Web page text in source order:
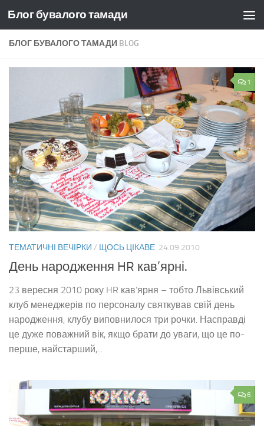
Skip to content
Блог бувалого тамади
БЛОГ БУВАЛОГО ТАМАДИ BLOG
1
ТЕМАТИЧНІ ВЕЧІРКИ / ЩОСЬ ЦІКАВЕ 24.09.2010
День народження HR кав’ярні.
23 вересня 2010 року HR кав’ярня – тобто Львівський
клуб менеджерів по персоналу святкував свій день
народження, клубу виповнилося три рочки. Насправді
це дуже поважний вік, якщо брати до уваги, що це по-
перше, найстарший,...
6